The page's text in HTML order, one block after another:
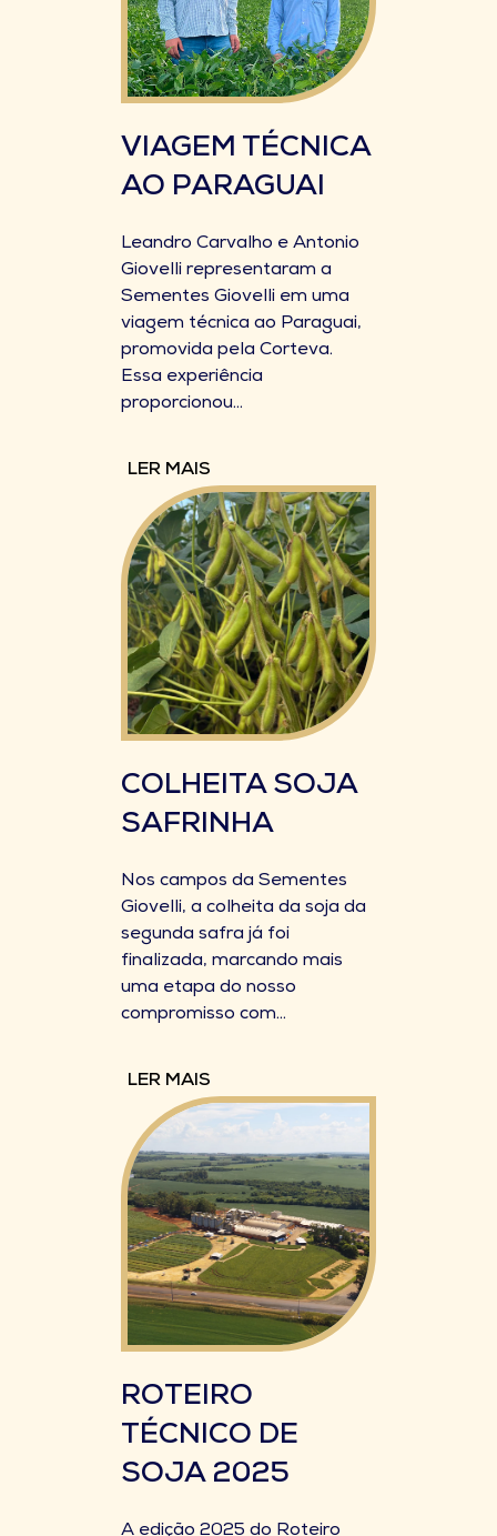
VIAGEM TÉCNICA
AO PARAGUAI
Leandro Carvalho e Antonio
Giovelli representaram a
Sementes Giovelli em uma
viagem técnica ao Paraguai,
promovida pela Corteva.
Essa experiência
proporcionou...
LER MAIS
COLHEITA SOJA
SAFRINHA
Nos campos da Sementes
Giovelli, a colheita da soja da
segunda safra já foi
finalizada, marcando mais
uma etapa do nosso
compromisso com...
LER MAIS
ROTEIRO
TÉCNICO DE
SOJA 2025
A edição 2025 do Roteiro